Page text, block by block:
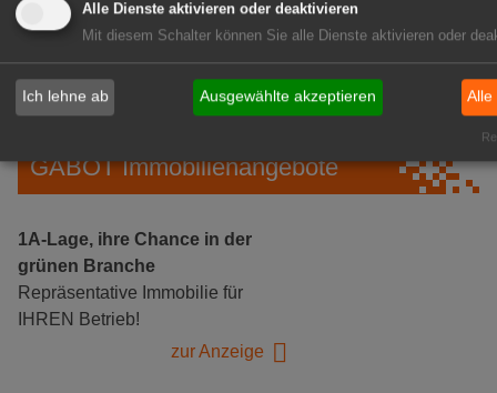
Mitarbeiter (m/w/d) für unsere
Logistikhalle
Herongen
zur Stellenanzeige
GABOT Immobilienangebote
1A-Lage, ihre Chance in der
grünen Branche
Repräsentative Immobilie für
IHREN Betrieb!
zur Anzeige
Alle Dienste aktivieren oder deaktivieren
Mit diesem Schalter können Sie alle Dienste aktivieren oder
Ich lehne ab Ausgewählte akzeptieren Alle